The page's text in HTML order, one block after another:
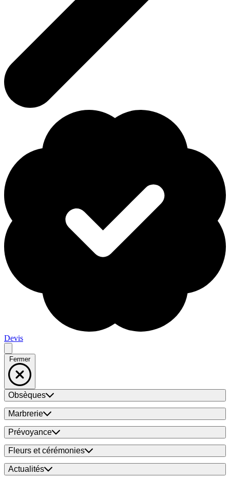
Devis
Fermer
Obsèques
Marbrerie
Prévoyance
Fleurs et cérémonies
Actualités